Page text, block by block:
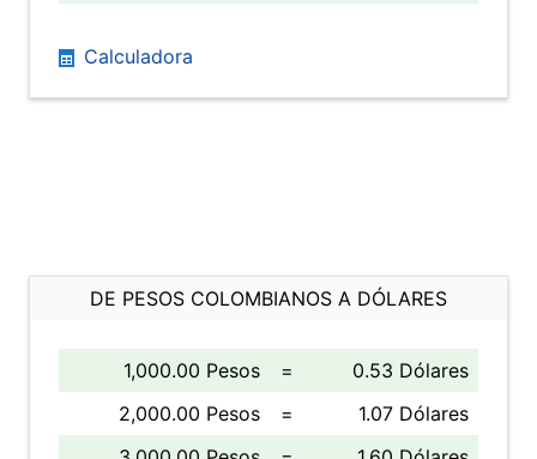
Calculadora
DE PESOS COLOMBIANOS A DÓLARES
1,000.00 Pesos =
0.53 Dólares
2,000.00 Pesos
=
1.07 Dólares